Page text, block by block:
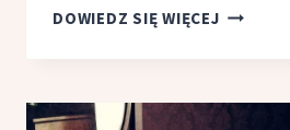
DOWIEDZ SIĘ WIĘCEJCZY W XXI
CZYTAĆ